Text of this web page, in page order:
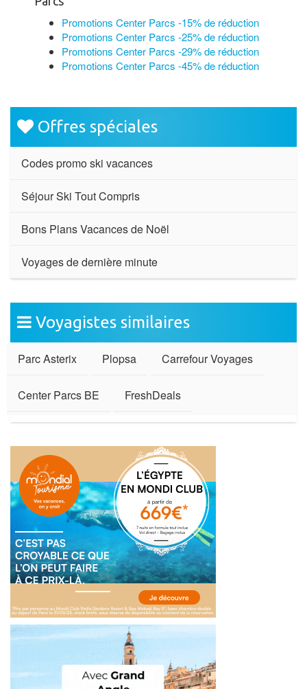
Promotions Center Parcs -15% de réduction
Promotions Center Parcs -25% de réduction
Promotions Center Parcs -29% de réduction
Promotions Center Parcs -45% de réduction
Offres spéciales
Codes promo ski vacances
Séjour Ski Tout Compris
Bons Plans Vacances de Noël
Voyages de dernière minute
Voyagistes similaires
Parc Asterix Plopsa Carrefour Voyages
Center Parcs BE FreshDeals